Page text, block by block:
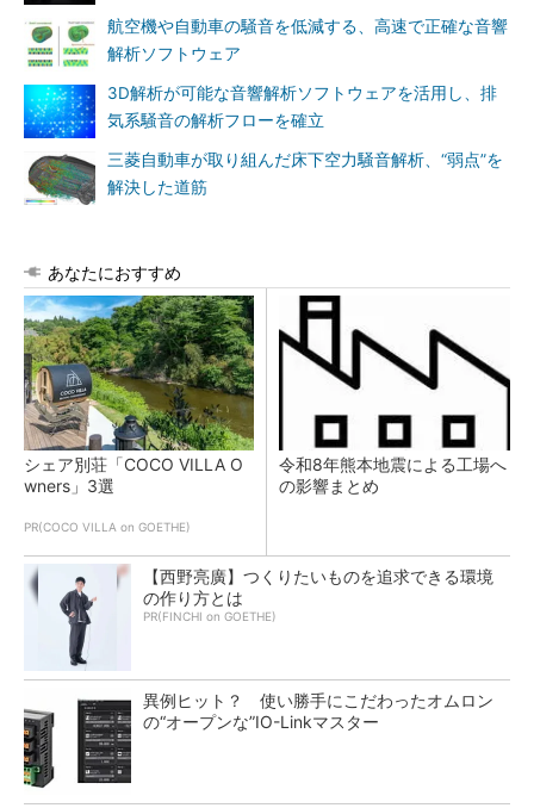
航空機や自動車の騒音を低減する、高速で正確な音響
解析ソフトウェア
3D解析が可能な音響解析ソフトウェアを活用し、排
気系騒音の解析フローを確立
三菱自動車が取り組んだ床下空力騒音解析、“弱点”を
解決した道筋
あなたにおすすめ
シェア別荘「COCO VILLA O
wners」3選
PR(COCO VILLA on GOETHE)
令和8年熊本地震による工場へ
の影響まとめ
【西野亮廣】つくりたいものを追求できる環境
の作り方とは
PR(FINCHI on GOETHE)
異例ヒット？ 使い勝手にこだわったオムロン
の“オープンな”IO-Linkマスター